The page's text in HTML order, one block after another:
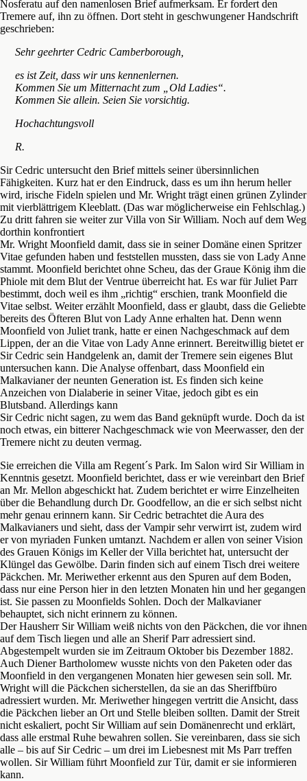
Nosferatu auf den namenlosen Brief aufmerksam. Er fordert den
Tremere auf, ihn zu öffnen. Dort steht in geschwungener Handschrift
geschrieben:
Sehr geehrter Cedric Camberborough,
es ist Zeit, dass wir uns kennenlernen.
Kommen Sie um Mitternacht zum „Old Ladies“.
Kommen Sie allein. Seien Sie vorsichtig.
Hochachtungsvoll
R.
Sir Cedric untersucht den Brief mittels seiner übersinnlichen
Fähigkeiten. Kurz hat er den Eindruck, dass es um ihn herum heller
wird, irische Fideln spielen und Mr. Wright trägt einen grünen Zylinder
mit vierblättrigem Kleeblatt. (Das war möglicherweise ein Fehlschlag.)
Zu dritt fahren sie weiter zur Villa von Sir William. Noch auf dem Weg
dorthin konfrontiert
Mr. Wright Moonfield damit, dass sie in seiner Domäne einen Spritzer
Vitae gefunden haben und feststellen mussten, dass sie von Lady Anne
stammt. Moonfield berichtet ohne Scheu, das der Graue König ihm die
Phiole mit dem Blut der Ventrue überreicht hat. Es war für Juliet Parr
bestimmt, doch weil es ihm „richtig“ erschien, trank Moonfield die
Vitae selbst. Weiter erzählt Moonfield, dass er glaubt, dass die Geliebte
bereits des Öfteren Blut von Lady Anne erhalten hat. Denn wenn
Moonfield von Juliet trank, hatte er einen Nachgeschmack auf dem
Lippen, der an die Vitae von Lady Anne erinnert. Bereitwillig bietet er
Sir Cedric sein Handgelenk an, damit der Tremere sein eigenes Blut
untersuchen kann. Die Analyse offenbart, dass Moonfield ein
Malkavianer der neunten Generation ist. Es finden sich keine
Anzeichen von Dialaberie in seiner Vitae, jedoch gibt es ein
Blutsband. Allerdings kann
Sir Cedric nicht sagen, zu wem das Band geknüpft wurde. Doch da ist
noch etwas, ein bitterer Nachgeschmack wie von Meerwasser, den der
Tremere nicht zu deuten vermag.
Sie erreichen die Villa am Regent´s Park. Im Salon wird Sir William in
Kenntnis gesetzt. Moonfield berichtet, dass er wie vereinbart den Brief
an Mr. Mellon abgeschickt hat. Zudem berichtet er wirre Einzelheiten
über die Behandlung durch Dr. Goodfellow, an die er sich selbst nicht
mehr genau erinnern kann. Sir Cedric betrachtet die Aura des
Malkavianers und sieht, dass der Vampir sehr verwirrt ist, zudem wird
er von myriaden Funken umtanzt. Nachdem er allen von seiner Vision
des Grauen Königs im Keller der Villa berichtet hat, untersucht der
Klüngel das Gewölbe. Darin finden sich auf einem Tisch drei weitere
Päckchen. Mr. Meriwether erkennt aus den Spuren auf dem Boden,
dass nur eine Person hier in den letzten Monaten hin und her gegangen
ist. Sie passen zu Moonfields Sohlen. Doch der Malkavianer
behauptet, sich nicht erinnern zu können.
Der Hausherr Sir William weiß nichts von den Päckchen, die vor ihnen
auf dem Tisch liegen und alle an Sherif Parr adressiert sind.
Abgestempelt wurden sie im Zeitraum Oktober bis Dezember 1882.
Auch Diener Bartholomew wusste nichts von den Paketen oder das
Moonfield in den vergangenen Monaten hier gewesen sein soll. Mr.
Wright will die Päckchen sicherstellen, da sie an das Sheriffbüro
adressiert wurden. Mr. Meriwether hingegen vertritt die Ansicht, dass
die Päckchen lieber an Ort und Stelle bleiben sollten. Damit der Streit
nicht eskaliert, pocht Sir William auf sein Domänenrecht und erklärt,
dass alle erstmal Ruhe bewahren sollen. Sie vereinbaren, dass sie sich
alle – bis auf Sir Cedric – um drei im Liebesnest mit Ms Parr treffen
wollen. Sir William führt Moonfield zur Tür, damit er sie informieren
kann.